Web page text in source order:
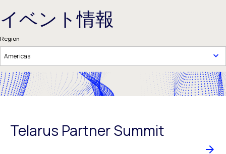
イベント情報
Region
Telarus Partner Summit